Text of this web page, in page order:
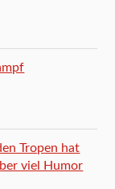
Tropen hat
viel Humor